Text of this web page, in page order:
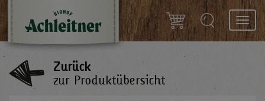
Zurück
zur Produktübersicht